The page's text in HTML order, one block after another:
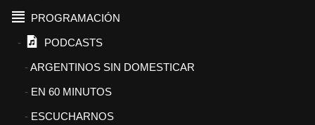
PROGRAMACIÓN
PODCASTS
ARGENTINOS SIN DOMESTICAR
EN 60 MINUTOS
ESCUCHARNOS